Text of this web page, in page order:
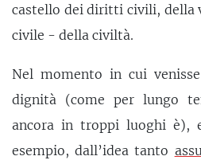
castello dei diritti civili, della
civile - della civiltà.
Nel momento in cui
dignità (come per lungo
ancora in troppi luoghi è),
esempio, dall’idea tanto